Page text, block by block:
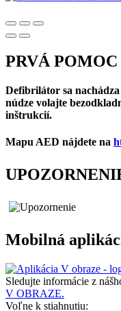
PRVÁ POMOC
Defibrilátor sa
núdze volajte
inštrukcií.
Mapu AED nájdete na
Mobilná
Sledujte informácie z
V OBRAZE.
Voľne k stiahnutiu: